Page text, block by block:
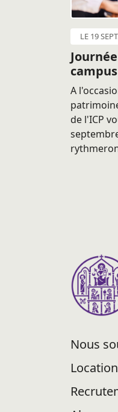
LE 19
A
de l'ICP
Nous